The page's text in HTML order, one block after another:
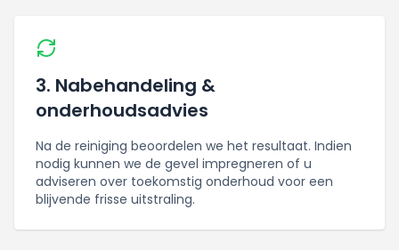
3. Nabehandeling &
onderhoudsadvies
Na de reiniging beoordelen we het resultaat. Indien
nodig kunnen we de gevel impregneren of u
adviseren over toekomstig onderhoud voor een
blijvende frisse uitstraling.